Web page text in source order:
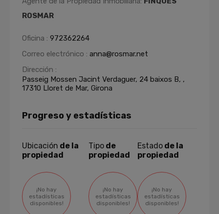
ROSMAR
Oficina : 972362264
Correo electrónico : anna@rosmar.net
Dirección :
Passeig Mossen Jacint Verdaguer, 24 baixos B, ,
17310 Lloret de Mar, Girona
Progreso y estadísticas
Ubicación de la
propiedad
¡No hay
estadísticas
disponibles!
Tipo de
propiedad
¡No hay
estadísticas
disponibles!
Estado de la
propiedad
¡No hay
estadísticas
disponibles!